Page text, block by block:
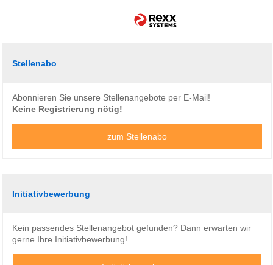
Stellenabo
Abonnieren Sie unsere Stellenangebote per E-Mail!
Keine Registrierung nötig!
zum Stellenabo
Initiativbewerbung
Kein passendes Stellenangebot gefunden? Dann erwarten wir
gerne Ihre Initiativbewerbung!